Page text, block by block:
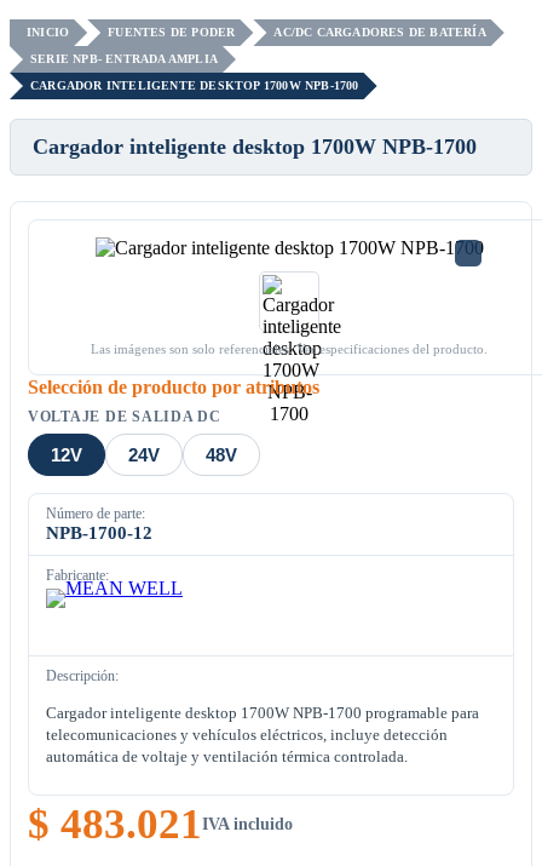
INICIO FUENTES DE PODER
AC/DC CARGADORES DE BATERÍA
SERIE NPB- ENTRADA AMPLIA
CARGADOR INTELIGENTE DESKTOP 1700W NPB-1700
Cargador inteligente desktop 1700W NPB-1700
Las imágenes son solo referenciales. Ver especificaciones del producto.
Selección de producto por atributos
VOLTAJE DE SALIDA DC
12V 24V 48V
Número de parte:
NPB-1700-12
Fabricante:
Descripción:
Cargador inteligente desktop 1700W NPB-1700 programable para
telecomunicaciones y vehículos eléctricos, incluye detección
automática de voltaje y ventilación térmica controlada.
$ 483.021IVA incluido